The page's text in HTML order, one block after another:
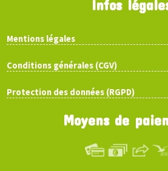
Infos
Mentions légales
Conditions générales (CGV)
Protection des données (RGPD)
Moyens de